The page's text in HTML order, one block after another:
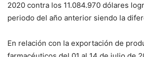
2020 contra los 11.084.970 dólares
periodo del año anterior siendo la
En relación con la exportación de